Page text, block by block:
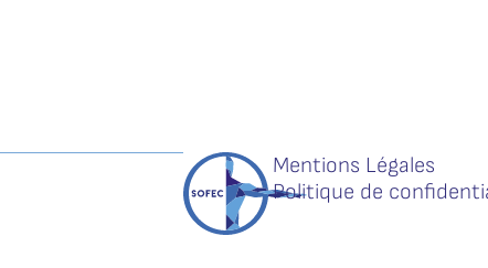
Mentions Légales
Politique de